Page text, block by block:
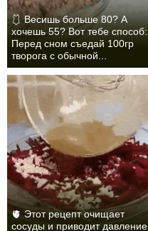
🩱 Весишь больше 80? А
хочешь 55? Вот тебе способ:
Перед сном съедай 100гр
творога с обычной...
🫀 Этот рецепт очищает
сосуды и приводит давление